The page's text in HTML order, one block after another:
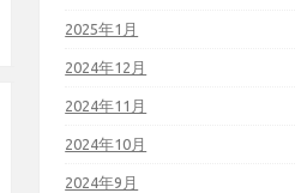
2025年1月
2024年12月
2024年11月
2024年10月
2024年9月